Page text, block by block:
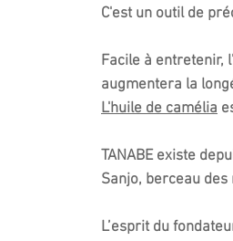
C'est un outil de
Facile à entretenir,
augmentera la
L'huile de camélia
TANABE existe
Sanjo, berceau
L’esprit du